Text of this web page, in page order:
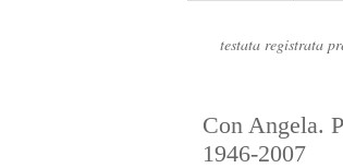
testata registrata
Con Angela.
1946-2007